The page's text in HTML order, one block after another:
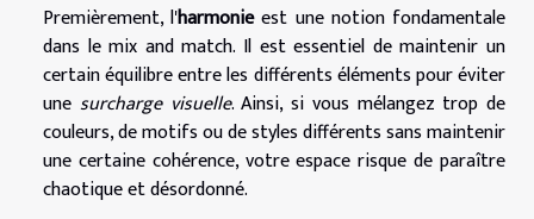
Premièrement, l'harmonieest une notion fondamentale
dans le mix and match. Il est essentiel de maintenir un
certain équilibre entre les différents éléments pour éviter
une surcharge visuelle. Ainsi, si vous mélangez trop de
couleurs, de motifs ou de styles différents sans maintenir
une certaine cohérence, votre espace risque de paraître
chaotique et désordonné.